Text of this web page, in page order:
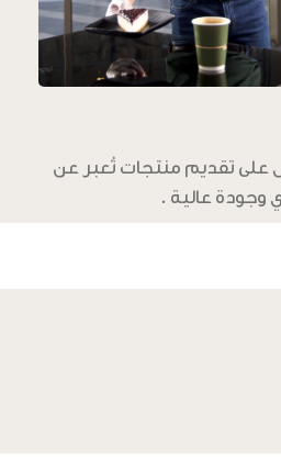
على تقديم منتجات تُعبر عن
وجودة عالية .